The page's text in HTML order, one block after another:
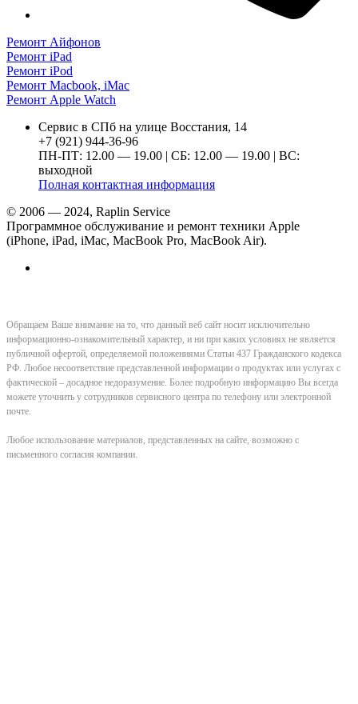
Ремонт Айфонов
Ремонт iPad
Ремонт iPod
Ремонт Macbook, iMac
Ремонт Apple Watch
Сервис в СПб на улице Восстания, 14
+7 (921) 944-36-96
ПН-ПТ: 12.00 — 19.00 | СБ: 12.00 — 19.00 | ВС:
выходной
Полная контактная информация
© 2006 — 2024, Raplin Service
Программное обслуживание и ремонт техники Apple
(iPhone, iPad, iMac, MacBook Pro, MacBook Air).
Обращаем Ваше внимание на то, что данный веб сайт носит исключительно
информационно-ознакомительный характер, и ни при каких условиях не является
публичной офертой, определяемой положениями Статьи 437 Гражданского кодекса
РФ. Любое несоответствие представленной информации о продуктах или услугах с
фактической – досадное недоразумение. Более подробную информацию Вы всегда
можете уточнить у сотрудников сервисного центра по телефону или электронной
почте.
Любое использование материалов, представленных на сайте, возможно с
письменного согласия компании.